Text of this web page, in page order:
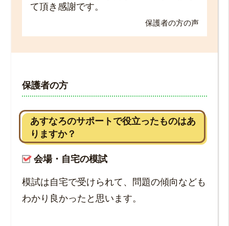
て頂き感謝です。
保護者の方の声
保護者の方
あすなろのサポートで役立ったものはあ
りますか？
会場・自宅の模試
模試は自宅で受けられて、問題の傾向なども
わかり良かったと思います。